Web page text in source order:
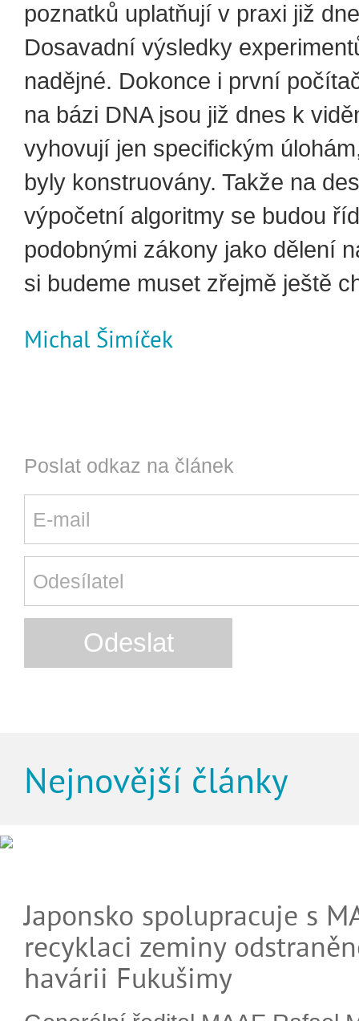
poznatků uplatňují v praxi již
Dosavadní výsledky
nadějné. Dokonce i první
na bázi DNA jsou již dnes k
vyhovují jen specifickým
byly konstruovány. Takže na
výpočetní algoritmy se budou
podobnými zákony jako dělení
si budeme muset zřejmě ještě
Michal Šimíček
Poslat odkaz na článek
Nejnovější články
Japonsko spolupracuje s
recyklaci zeminy
havárii Fukušimy